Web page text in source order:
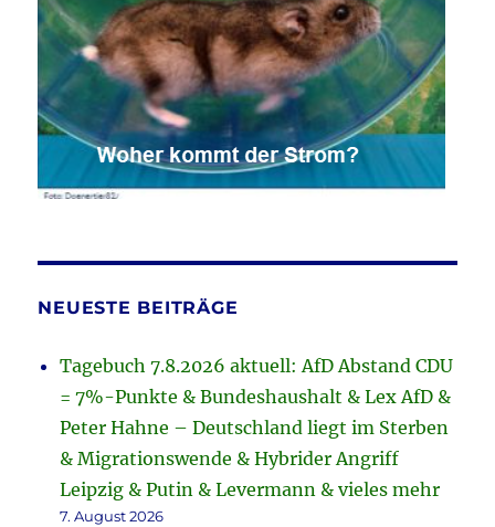
NEUESTE BEITRÄGE
Tagebuch 7.8.2026 aktuell: AfD Abstand CDU
= 7%-Punkte & Bundeshaushalt & Lex AfD &
Peter Hahne – Deutschland liegt im Sterben
& Migrationswende & Hybrider Angriff
Leipzig & Putin & Levermann & vieles mehr
7. August 2026